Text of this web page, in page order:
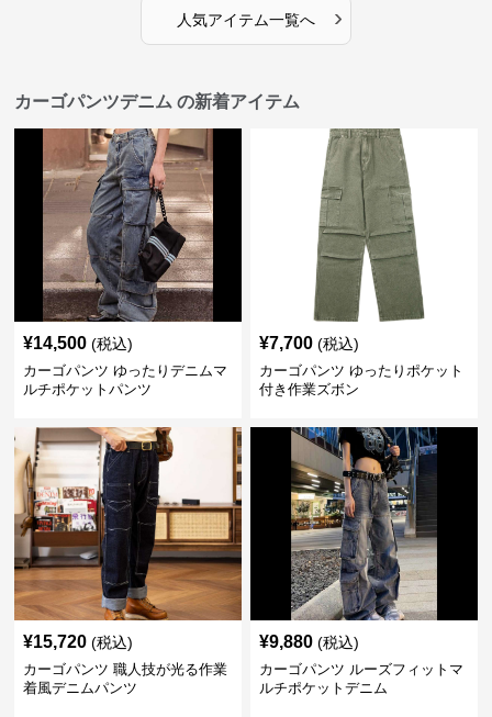
人気アイテム一覧へ ›
カーゴパンツデニム の新着アイテム
¥14,500 (税込)
カーゴパンツ ゆったりデニムマ
ルチポケットパンツ
¥7,700 (税込)
カーゴパンツ ゆったりポケット
付き作業ズボン
¥15,720 (税込)
カーゴパンツ 職人技が光る作業
着風デニムパンツ
¥9,880 (税込)
カーゴパンツ ルーズフィットマ
ルチポケットデニム